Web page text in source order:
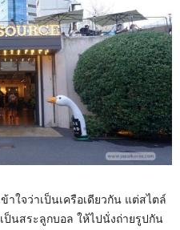
ข้าใจว่าเป็นเครือเดียวกัน แต่สไตล์
ป็นสระลูกบอล ให้ไปนั่งถ่ายรูปกัน